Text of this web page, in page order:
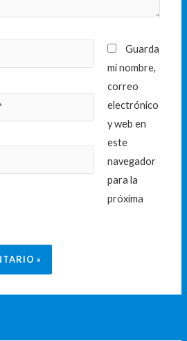
Guarda
mi nombre,
correo
electrónico
y web en
este
navegador
para la
próxima